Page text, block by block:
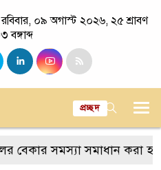
০৯ অগাস্ট ২০২৬, ২৫ শ্রাবণ
বঙ্গাব্দ
প্রচ্ছদ
সমাধান করা হবে: